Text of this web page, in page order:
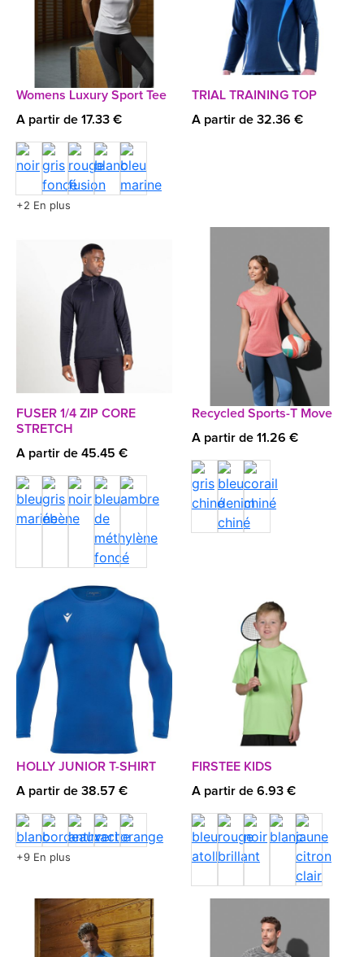
Womens Luxury Sport Tee
A partir de 17.33 €
+2 En plus
TRIAL TRAINING TOP
A partir de 32.36 €
FUSER 1/4 ZIP CORE
STRETCH
A partir de 45.45 €
Recycled Sports-T Move
A partir de 11.26 €
HOLLY JUNIOR T-SHIRT
A partir de 38.57 €
+9 En plus
FIRSTEE KIDS
A partir de 6.93 €